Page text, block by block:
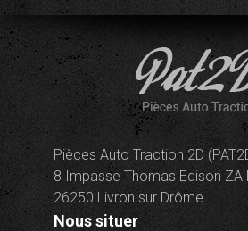
Pièces Auto Traction 2D
8 Impasse Thomas Edison ZA
26250 Livron sur Drôme
Nous situer